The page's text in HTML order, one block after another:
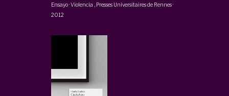
Ensayo · Violencia
Presses Universitaires de Rennes·
2012